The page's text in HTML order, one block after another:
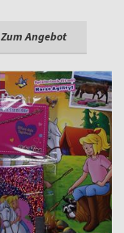
Zum Angebot